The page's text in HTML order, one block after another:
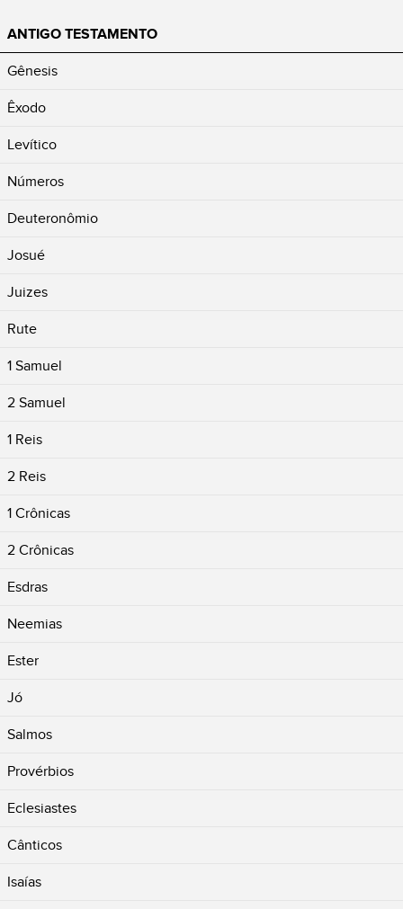
ANTIGO TESTAMENTO
Gênesis
Êxodo
Levítico
Números
Deuteronômio
Josué
Juizes
Rute
1 Samuel
2 Samuel
1 Reis
2 Reis
1 Crônicas
2 Crônicas
Esdras
Neemias
Ester
Jó
Salmos
Provérbios
Eclesiastes
Cânticos
Isaías